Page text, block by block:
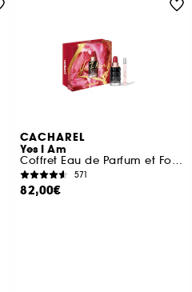
CACHAREL
Yes I Am
Coffret Eau de Parfum et Format Voyage
571
82,00€